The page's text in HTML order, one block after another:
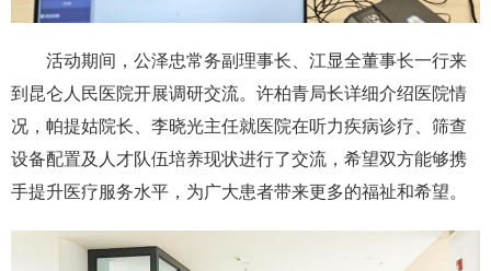
活动期间，公泽忠常务副理事长、江显全董事长一行来
到昆仑人民医院开展调研交流。许柏青局长详细介绍医院情
况，帕提姑院长、李晓光主任就医院在听力疾病诊疗、筛查
设备配置及人才队伍培养现状进行了交流，希望双方能够携
手提升医疗服务水平，为广大患者带来更多的福祉和希望。